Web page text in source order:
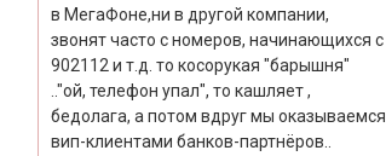
в МегаФоне,ни в другой компании,
звонят часто с номеров, начинающихся с
902112 и т.д. то косорукая "барышня"
.."ой, телефон упал", то кашляет ,
бедолага, а потом вдруг мы оказываемся
вип-клиентами банков-партнёров..